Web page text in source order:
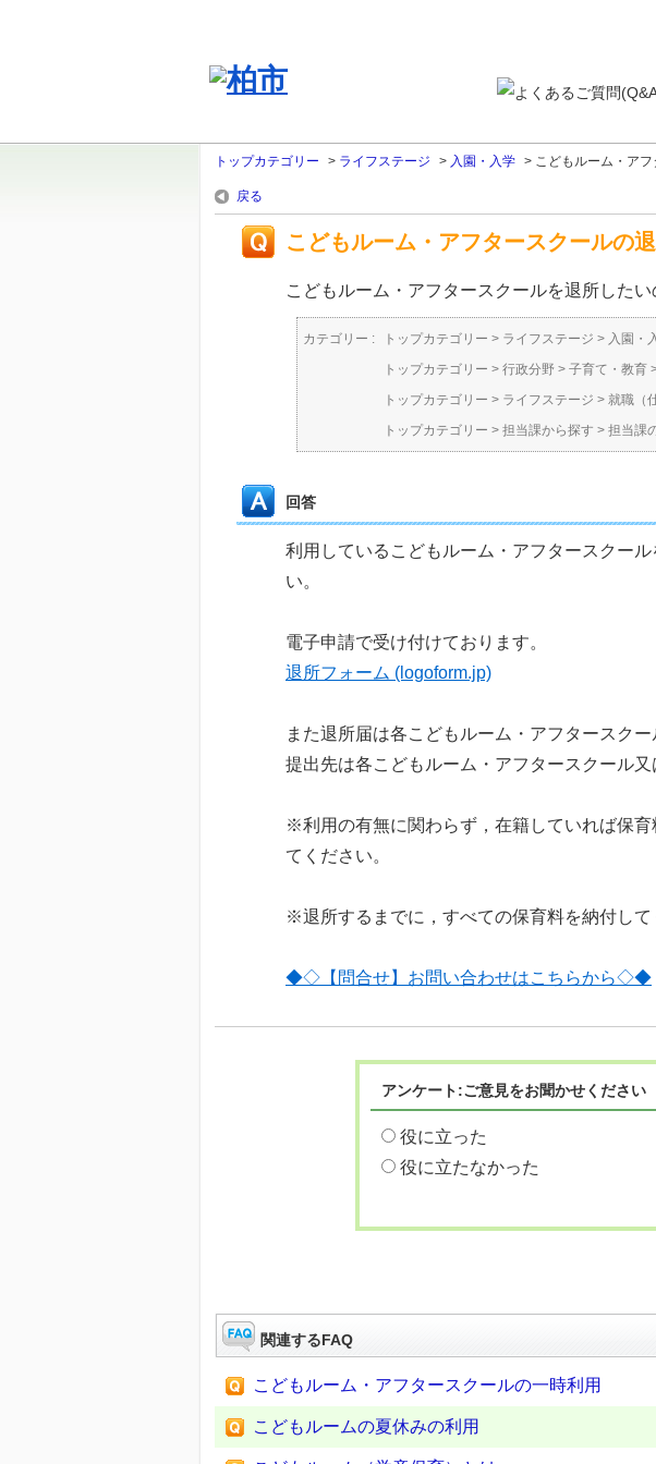
トップカテゴリー > ライフステージ > 入園・入学 > こどもルーム・ア
戻る
こどもルーム・アフタースクールの
こどもルーム・アフタースクールを退所した
カテゴリー : トップカテゴリー > ライフステージ > 入園・
トップカテゴリー > 行政分野 > 子育て・教育
トップカテゴリー > ライフステージ > 就職（
トップカテゴリー > 担当課から探す > 担当課
回答
利用しているこどもルーム・アフタースクー
い。
電子申請で受け付けております。
退所フォーム (logoform.jp)
また退所届は各こどもルーム・アフタースクー
提出先は各こどもルーム・アフタースクール
※利用の有無に関わらず，在籍していれば保
てください。
※退所するまでに，すべての保育料を納付して
◆◇【問合せ】お問い合わせはこちらから◇◆
アンケート:ご意見をお聞かせください
役に立った
役に立たなかった
関連するFAQ
こどもルーム・アフタースクールの一時利用
こどもルームの夏休みの利用